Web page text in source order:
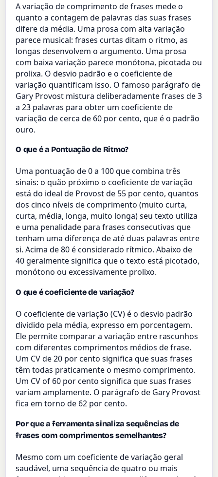
A variação de comprimento de frases mede o
quanto a contagem de palavras das suas frases
difere da média. Uma prosa com alta variação
parece musical: frases curtas ditam o ritmo, as
longas desenvolvem o argumento. Uma prosa
com baixa variação parece monótona, picotada ou
prolixa. O desvio padrão e o coeficiente de
variação quantificam isso. O famoso parágrafo de
Gary Provost mistura deliberadamente frases de 3
a 23 palavras para obter um coeficiente de
variação de cerca de 60 por cento, que é o padrão
ouro.
O que é a Pontuação de Ritmo?
Uma pontuação de 0 a 100 que combina três
sinais: o quão próximo o coeficiente de variação
está do ideal de Provost de 55 por cento, quantos
dos cinco níveis de comprimento (muito curta,
curta, média, longa, muito longa) seu texto utiliza
e uma penalidade para frases consecutivas que
tenham uma diferença de até duas palavras entre
si. Acima de 80 é considerado rítmico. Abaixo de
40 geralmente significa que o texto está picotado,
monótono ou excessivamente prolixo.
O que é coeficiente de variação?
O coeficiente de variação (CV) é o desvio padrão
dividido pela média, expresso em porcentagem.
Ele permite comparar a variação entre rascunhos
com diferentes comprimentos médios de frase.
Um CV de 20 por cento significa que suas frases
têm todas praticamente o mesmo comprimento.
Um CV of 60 por cento significa que suas frases
variam amplamente. O parágrafo de Gary Provost
fica em torno de 62 por cento.
Por que a ferramenta sinaliza sequências de
frases com comprimentos semelhantes?
Mesmo com um coeficiente de variação geral
saudável, uma sequência de quatro ou mais